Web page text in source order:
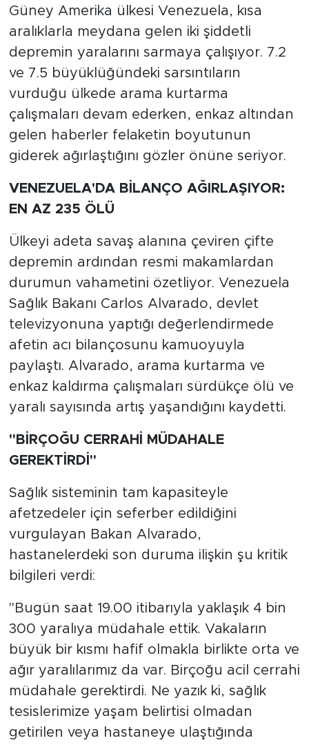
Güney Amerika ülkesi Venezuela, kısa
aralıklarla meydana gelen iki şiddetli
depremin yaralarını sarmaya çalışıyor. 7.2
ve 7.5 büyüklüğündeki sarsıntıların
vurduğu ülkede arama kurtarma
çalışmaları devam ederken, enkaz altından
gelen haberler felaketin boyutunun
giderek ağırlaştığını gözler önüne seriyor.
VENEZUELA'DA BİLANÇO AĞIRLAŞIYOR:
EN AZ 235 ÖLÜ
Ülkeyi adeta savaş alanına çeviren çifte
depremin ardından resmi makamlardan
durumun vahametini özetliyor. Venezuela
Sağlık Bakanı Carlos Alvarado, devlet
televizyonuna yaptığı değerlendirmede
afetin acı bilançosunu kamuoyuyla
paylaştı. Alvarado, arama kurtarma ve
enkaz kaldırma çalışmaları sürdükçe ölü ve
yaralı sayısında artış yaşandığını kaydetti.
"BİRÇOĞU CERRAHİ MÜDAHALE
GEREKTİRDİ"
Sağlık sisteminin tam kapasiteyle
afetzedeler için seferber edildiğini
vurgulayan Bakan Alvarado,
hastanelerdeki son duruma ilişkin şu kritik
bilgileri verdi:
"Bugün saat 19.00 itibarıyla yaklaşık 4 bin
300 yaralıya müdahale ettik. Vakaların
büyük bir kısmı hafif olmakla birlikte orta ve
ağır yaralılarımız da var. Birçoğu acil cerrahi
müdahale gerektirdi. Ne yazık ki, sağlık
tesislerimize yaşam belirtisi olmadan
getirilen veya hastaneye ulaştığında